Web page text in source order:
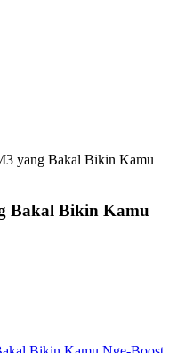
yang Bakal Bikin Kamu
Bakal Bikin Kamu